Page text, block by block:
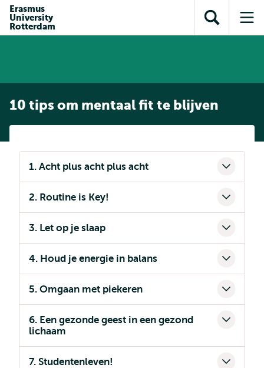
inhoud
Direct naar
subnavigatie
Erasmus
University
Rotterdam
Toon
zoekveld
10 tips om mentaal fit te blijven
1. Acht plus acht plus acht
2. Routine is Key!
3. Let op je slaap
4. Houd je energie in balans
5. Omgaan met piekeren
6. Een gezonde geest in een gezond
lichaam
7. Studentenleven!